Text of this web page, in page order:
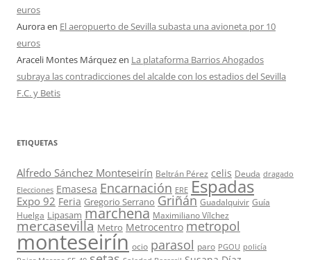
euros
Auroraen El aeropuerto de Sevilla subasta una avioneta por 10
euros
Araceli Montes Márquezen La plataforma Barrios Ahogados
subraya las contradicciones del alcalde con los estadios del Sevilla
F.C. y Betis
ETIQUETAS
Alfredo Sánchez Monteseirín Beltrán Pérez celis Deuda dragado
Elecciones Emasesa Encarnación ERE Espadas
Expo 92 Feria Gregorio Serrano Griñán Guadalquivir Guía
Huelga Lipasam marchena Maximiliano Vílchez
mercasevilla Metro Metrocentro metropol
monteseirín ocio parasol paro PGOU policía